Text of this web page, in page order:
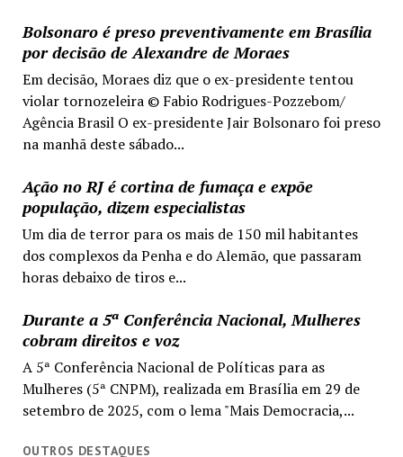
Bolsonaro é preso preventivamente em Brasília
por decisão de Alexandre de Moraes
Em decisão, Moraes diz que o ex-presidente tentou
violar tornozeleira © Fabio Rodrigues-Pozzebom/
Agência Brasil O ex-presidente Jair Bolsonaro foi preso
na manhã deste sábado...
Ação no RJ é cortina de fumaça e expõe
população, dizem especialistas
Um dia de terror para os mais de 150 mil habitantes
dos complexos da Penha e do Alemão, que passaram
horas debaixo de tiros e...
Durante a 5ª Conferência Nacional, Mulheres
cobram direitos e voz
A 5ª Conferência Nacional de Políticas para as
Mulheres (5ª CNPM), realizada em Brasília em 29 de
setembro de 2025, com o lema "Mais Democracia,...
OUTROS DESTAQUES